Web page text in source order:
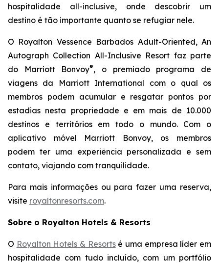
hospitalidade all-inclusive, onde descobrir um
destino é tão importante quanto se refugiar nele.
O Royalton Vessence Barbados Adult-Oriented, An
Autograph Collection All-Inclusive Resort faz parte
do Marriott Bonvoy®, o premiado programa de
viagens da Marriott International com o qual os
membros podem acumular e resgatar pontos por
estadias nesta propriedade e em mais de 10.000
destinos e territórios em todo o mundo. Com o
aplicativo móvel Marriott Bonvoy, os membros
podem ter uma experiência personalizada e sem
contato, viajando com tranquilidade.
Para mais informações ou para fazer uma reserva,
visite royaltonresorts.com.
Sobre o Royalton Hotels & Resorts
O Royalton Hotels & Resortsé uma empresa líder em
hospitalidade com tudo incluído, com um portfólio